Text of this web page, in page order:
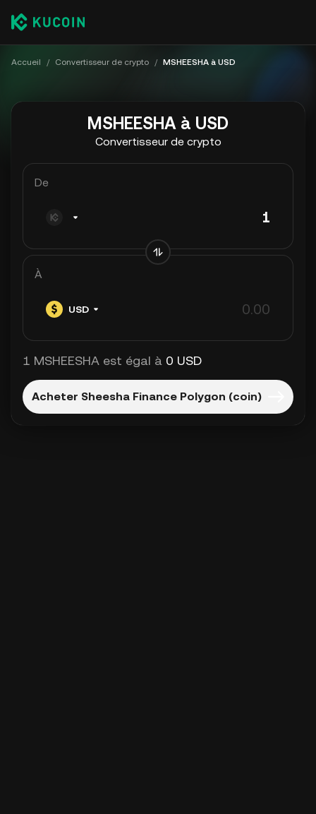
Accueil / Convertisseur de crypto / MSHEESHA à USD
MSHEESHA à USD
Convertisseur de crypto
De
À
USD
1 MSHEESHA est égal à 0 USD
Acheter Sheesha Finance Polygon (coin)